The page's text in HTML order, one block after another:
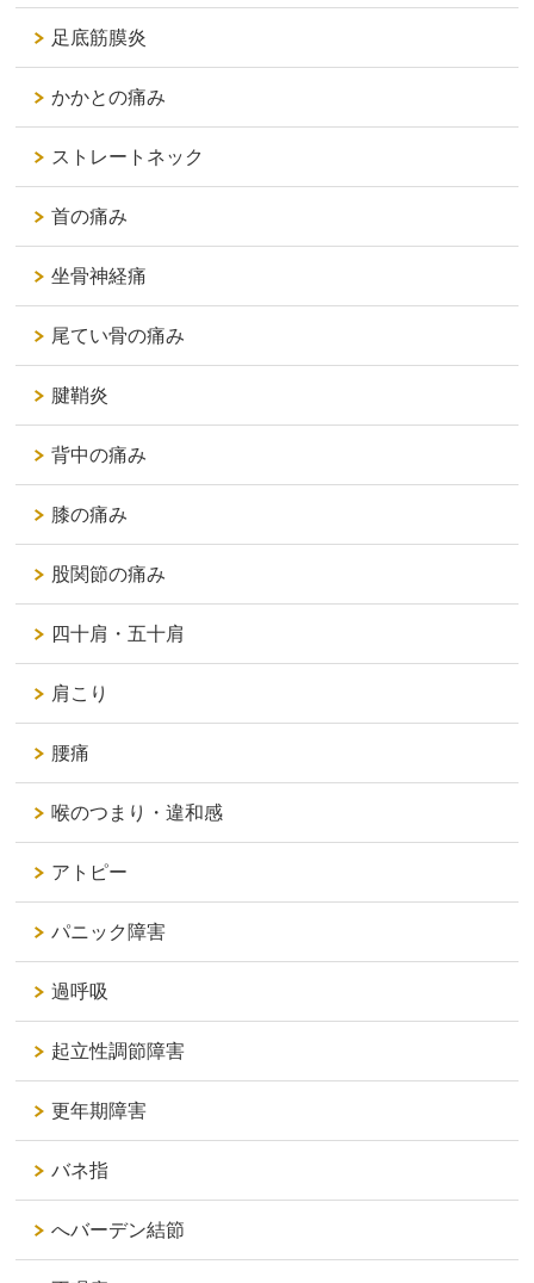
足底筋膜炎
かかとの痛み
ストレートネック
首の痛み
坐骨神経痛
尾てい骨の痛み
腱鞘炎
背中の痛み
膝の痛み
股関節の痛み
四十肩・五十肩
肩こり
腰痛
喉のつまり・違和感
アトピー
パニック障害
過呼吸
起立性調節障害
更年期障害
バネ指
へバーデン結節